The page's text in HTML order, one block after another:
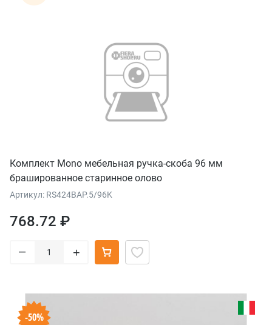
Комплект Mono мебельная ручка-скоба 96 мм
брашированное старинное олово
Артикул: RS424BAP.5/96K
768.72 ₽
– +
-50%